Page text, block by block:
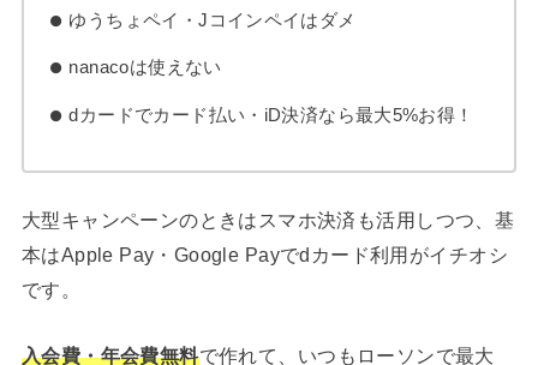
ゆうちょペイ・Jコインペイはダメ
nanacoは使えない
dカードでカード払い・iD決済なら最大5%お得！
大型キャンペーンのときはスマホ決済も活用しつつ、基
本はApple Pay・Google Payでdカード利用がイチオシ
です。
入会費・年会費無料で作れて、いつもローソンで最大